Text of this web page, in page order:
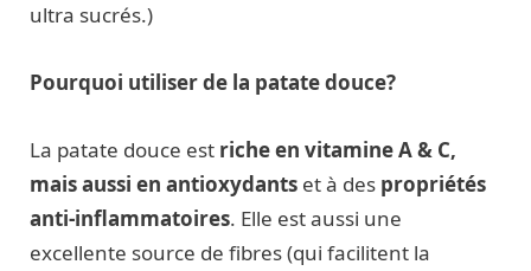
ultra sucrés.)
Pourquoi utiliser de la patate douce?
La patate douce est riche en vitamine A & C,
mais aussi en antioxydants et à des propriétés
anti-inflammatoires. Elle est aussi une
excellente source de fibres (qui facilitent la